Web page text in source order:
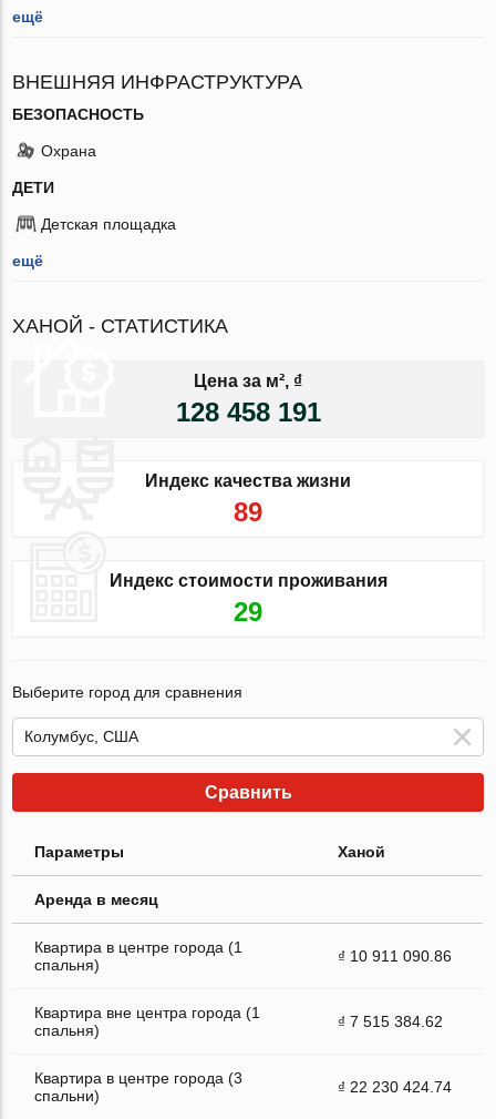
ещё
ВНЕШНЯЯ ИНФРАСТРУКТУРА
БЕЗОПАСНОСТЬ
Охрана
ДЕТИ
Детская площадка
ещё
ХАНОЙ - СТАТИСТИКА
Цена за м², ₫
128 458 191
Индекс качества жизни
89
Индекс стоимости проживания
29
Выберите город для сравнения
Сравнить
Параметры Ханой
Аренда в месяц
Квартира в центре города (1
спальня)
₫ 10 911 090.86
Квартира вне центра города (1
спальня)
₫ 7 515 384.62
Квартира в центре города (3
спальни)
₫ 22 230 424.74